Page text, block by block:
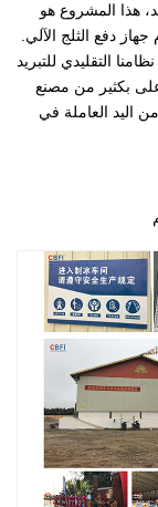
هذا المشروع هو
دفع الثلج الآلي.
5% بالمقارنة مع نظامنا التقليدي للتبريد
بكثير من مصنع
المالحة التقليدي. يمكنها توفير 20% من اليد العاملة في